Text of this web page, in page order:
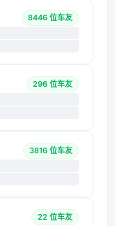
8446 位车友
296 位车友
3816 位车友
22 位车友